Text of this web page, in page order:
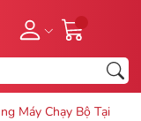
Máy Chạy Bộ Tại